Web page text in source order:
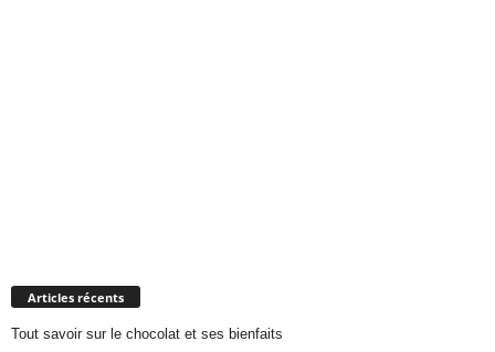
Articles récents
Tout savoir sur le chocolat et ses bienfaits